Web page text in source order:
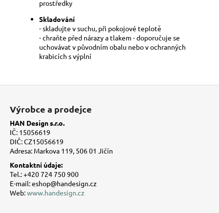
prostředky
Skladování
- skladujte v suchu, při pokojové teplotě
- chraňte před nárazy a tlakem - doporučuje se
uchovávat v původním obalu nebo v ochranných
krabicích s výplní
Výrobce a prodejce
HAN Design s.r.o.
IČ: 15056619
DIČ: CZ15056619
Adresa: Markova 119, 506 01 Jičín
Kontaktní údaje:
Tel.: +420 724 750 900
E-mail: eshop@handesign.cz
Web:www.handesign.cz